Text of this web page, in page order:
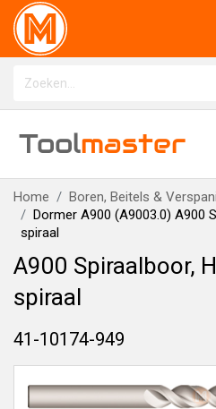
Toolmaster
Home Boren, Beitels &
Dormer A900 (A9003.0) A900
spiraal
A900 Spiraalboor,
spiraal
41-10174-949